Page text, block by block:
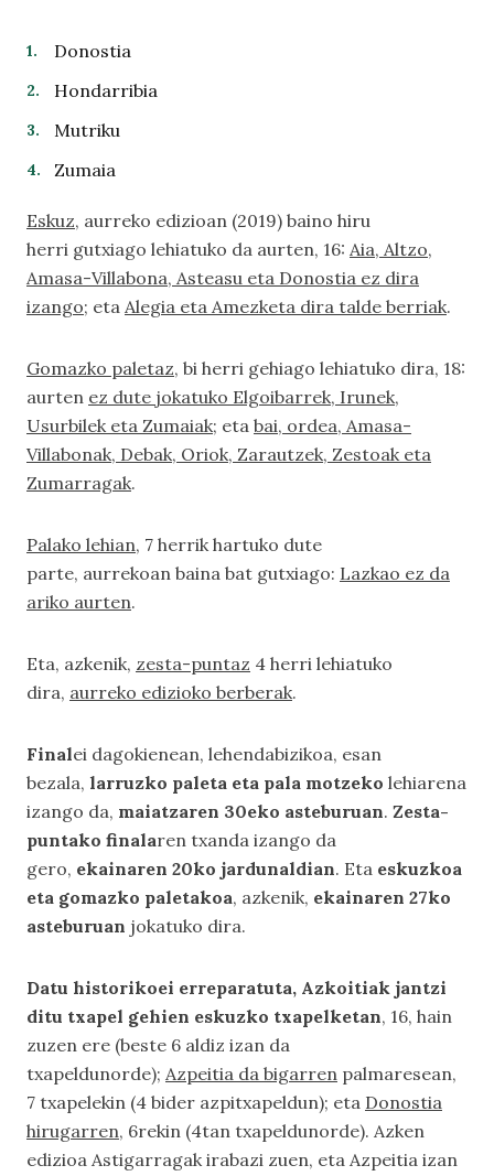
Donostia
Hondarribia
Mutriku
Zumaia
Eskuz, aurreko edizioan (2019) baino hiru
herri gutxiago lehiatuko da aurten, 16: Aia, Altzo,
Amasa-Villabona, Asteasu eta Donostia ez dira
izango; eta Alegia eta Amezketa dira talde berriak.
Gomazko paletaz, bi herri gehiago lehiatuko dira, 18:
aurten ez dute jokatuko Elgoibarrek, Irunek,
Usurbilek eta Zumaiak; eta bai, ordea, Amasa-
Villabonak, Debak, Oriok, Zarautzek, Zestoak eta
Zumarragak.
Palako lehian, 7 herrik hartuko dute
parte, aurrekoan baina bat gutxiago: Lazkao ez da
ariko aurten.
Eta, azkenik, zesta-puntaz 4 herri lehiatuko
dira, aurreko edizioko berberak.
Finalei dagokienean, lehendabizikoa, esan
bezala, larruzko paleta eta pala motzeko lehiarena
izango da, maiatzaren 30eko asteburuan. Zesta-
puntako finalaren txanda izango da
gero, ekainaren 20ko jardunaldian. Eta eskuzkoa
eta gomazko paletakoa, azkenik, ekainaren 27ko
asteburuan jokatuko dira.
Datu historikoei erreparatuta, Azkoitiak jantzi
ditu txapel gehien eskuzko txapelketan, 16, hain
zuzen ere (beste 6 aldiz izan da
txapeldunorde); Azpeitia da bigarren palmaresean,
7 txapelekin (4 bider azpitxapeldun); eta Donostia
hirugarren, 6rekin (4tan txapeldunorde). Azken
edizioa Astigarragak irabazi zuen, eta Azpeitia izan